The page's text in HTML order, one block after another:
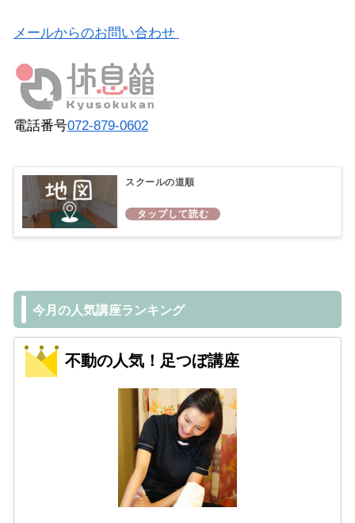
メールからのお問い合わせ
電話番号072-879-0602
スクールの道順
今月の人気講座ランキング
不動の人気！足つぼ講座